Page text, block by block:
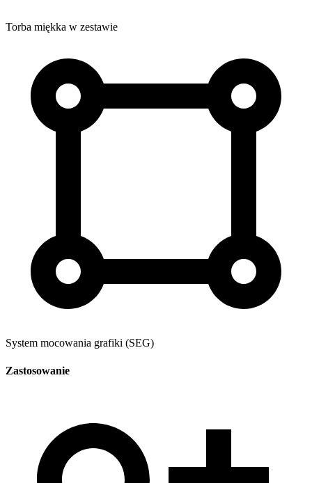
Torba miękka w zestawie
System mocowania grafiki (SEG)
Zastosowanie